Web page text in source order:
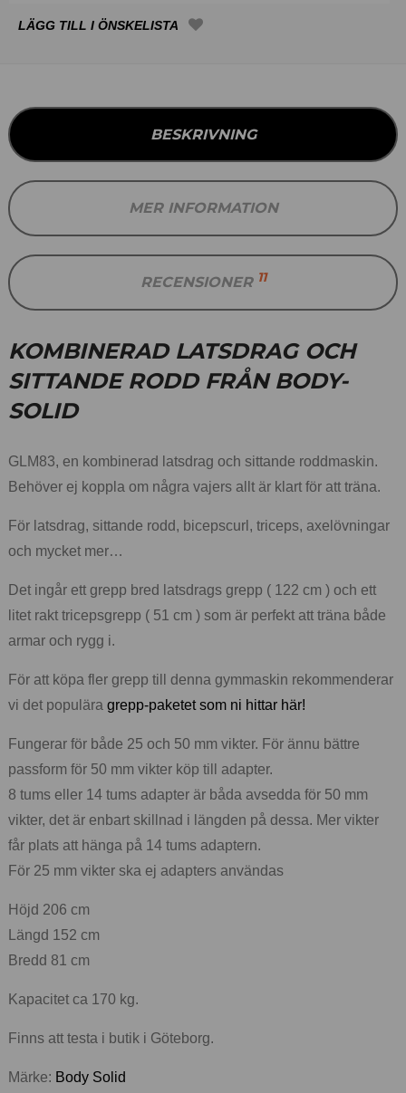
BESKRIVNING
MER INFORMATION
RECENSIONER 11
KOMBINERAD LATSDRAG OCH
SITTANDE RODD FRÅN BODY-
SOLID
GLM83, en kombinerad latsdrag och sittande roddmaskin.
Behöver ej koppla om några vajers allt är klart för att träna.
För latsdrag, sittande rodd, bicepscurl, triceps, axelövningar
och mycket mer…
Det ingår ett grepp bred latsdrags grepp ( 122 cm ) och ett
litet rakt tricepsgrepp ( 51 cm ) som är perfekt att träna både
armar och rygg i.
För att köpa fler grepp till denna gymmaskin rekommenderar
vi det populära grepp-paketet som ni hittar här!
Fungerar för både 25 och 50 mm vikter. För ännu bättre
passform för 50 mm vikter köp till adapter.
8 tums eller 14 tums adapter är båda avsedda för 50 mm
vikter, det är enbart skillnad i längden på dessa. Mer vikter
får plats att hänga på 14 tums adaptern.
För 25 mm vikter ska ej adapters användas
Höjd 206 cm
Längd 152 cm
Bredd 81 cm
Kapacitet ca 170 kg.
Finns att testa i butik i Göteborg.
Märke: Body Solid